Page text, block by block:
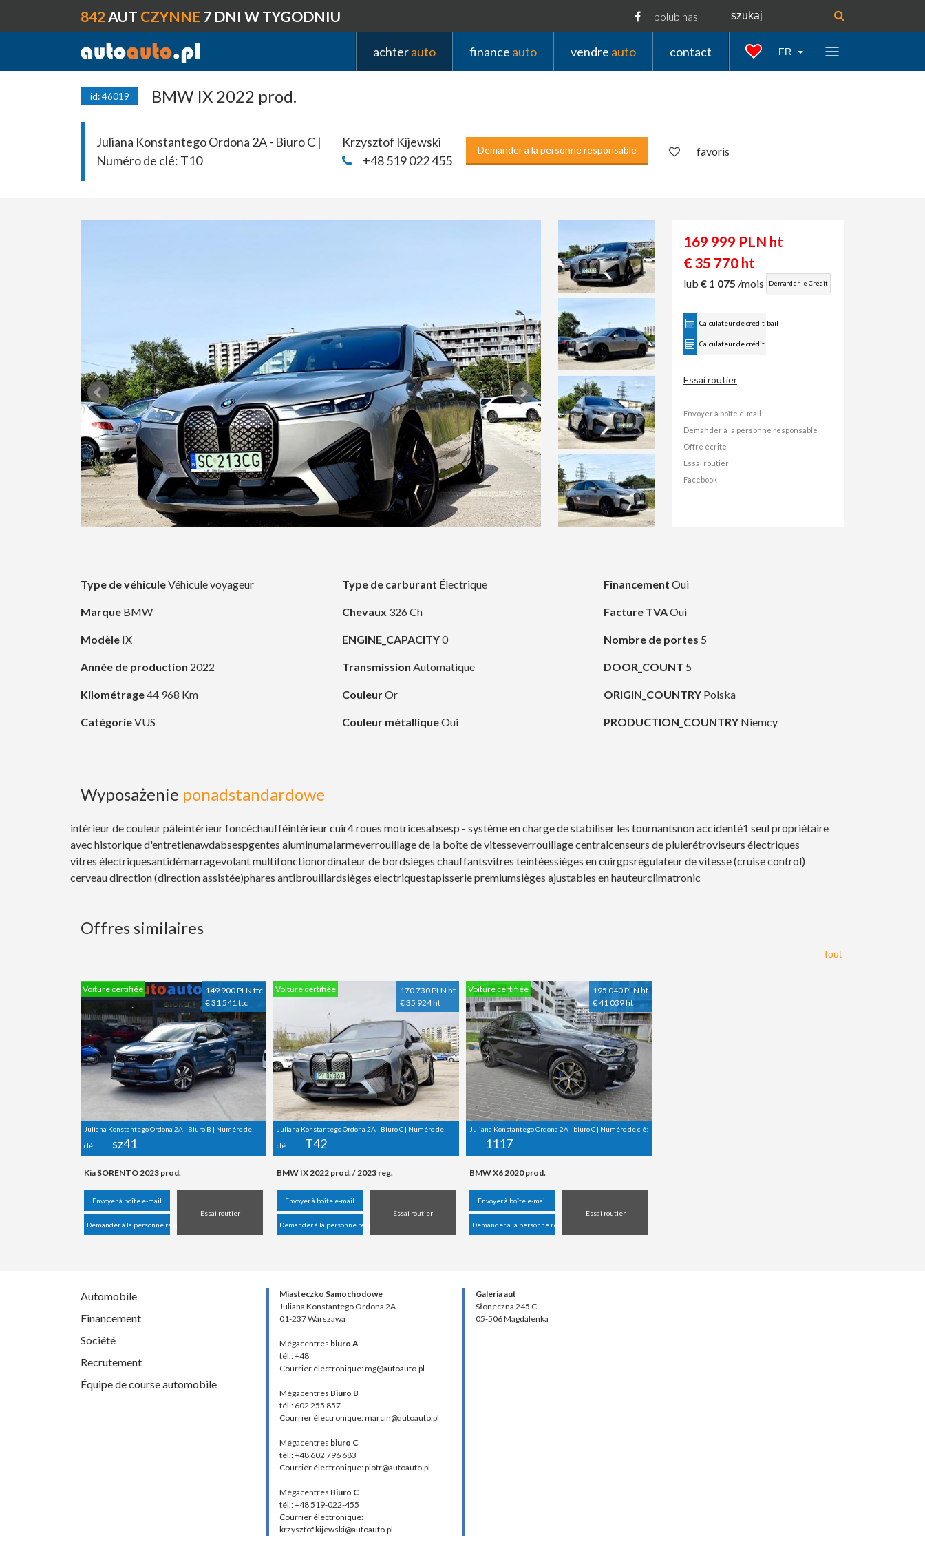
842 AUT CZYNNE 7 DNI W TYGODNIU polub nas
achterauto finance auto vendre auto contact FR
id: 46019 BMW IX 2022 prod.
Juliana Konstantego Ordona 2A - Biuro C |
Numéro de clé: T10
Krzysztof Kijewski
+48 519 022 455
Demander à la personne responsable favoris
169 999 PLN ht
€ 35 770 ht
lub € 1 075 /mois Demander le Crédit
Calculateur de crédit-bail
Calculateur de crédit
Essai routier
Envoyer à boîte e-mail
Demander à la personne responsable
Offre écrite
Essai routier
Facebook
Type de véhiculeVéhicule voyageur
Marque BMW
Modèle IX
Année de production 2022
Kilométrage44 968 Km
CatégorieVUS
Type de carburant Électrique
Chevaux 326 Ch
ENGINE_CAPACITY0
Transmission Automatique
CouleurOr
Couleur métalliqueOui
Financement Oui
Facture TVAOui
Nombre de portes 5
DOOR_COUNT 5
ORIGIN_COUNTRY Polska
PRODUCTION_COUNTRY Niemcy
Wyposażenie ponadstandardowe
intérieur de couleur pâleintérieur foncéchaufféintérieur cuir4 roues motricesabsesp - système en charge de stabiliser les tournantsnon accidenté1 seul propriétaire
avec historique d'entretienawdabsespgentes aluminumalarmeverrouillage de la boîte de vitesseverrouillage centralcenseurs de pluierétroviseurs électriques
vitres électriquesantidémarragevolant multifonctionordinateur de bordsièges chauffantsvitres teintéessièges en cuirgpsrégulateur de vitesse (cruise control)
cerveau direction (direction assistée)phares antibrouillardsièges electriquestapisserie premiumsièges ajustables en hauteurclimatronic
Offres similaires
Tout
149 900 PLN ttc
€ 31 541 ttc
Voiture certifiée
Juliana Konstantego Ordona 2A - Biuro B | Numéro de
clé:
sz41
Kia SORENTO 2023 prod.
Envoyer à boîte e-mail
Demander à la personne responsable
Essai routier
170 730 PLN ht
€ 35 924 ht
Voiture certifiée
Juliana Konstantego Ordona 2A - Biuro C | Numéro de
clé:
T42
BMW IX 2022 prod. / 2023 reg.
Envoyer à boîte e-mail
Demander à la personne responsable
Essai routier
195 040 PLN ht
€ 41 039 ht
Voiture certifiée
Juliana Konstantego Ordona 2A - biuro C | Numéro de clé:
1117
BMW X6 2020 prod.
Envoyer à boîte e-mail
Demander à la personne responsable
Essai routier
Automobile
Financement
Société
Recrutement
Équipe de course automobile
Miasteczko Samochodowe
Juliana Konstantego Ordona 2A
01-237 Warszawa
Mégacentres biuro A
tél.: +48
Courrier électronique: mg@autoauto.pl
Mégacentres Biuro B
tél.: 602 255 857
Courrier électronique: marcin@autoauto.pl
Mégacentres biuro C
tél.: +48 602 796 683
Courrier électronique: piotr@autoauto.pl
Mégacentres Biuro C
tél.: +48 519-022-455
Courrier électronique:
krzysztof.kijewski@autoauto.pl
Galeria aut
Słoneczna 245 C
05-506 Magdalenka